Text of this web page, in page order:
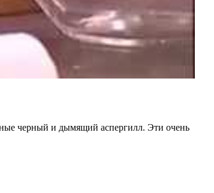
черный и дымящий аспергилл. Эти очень